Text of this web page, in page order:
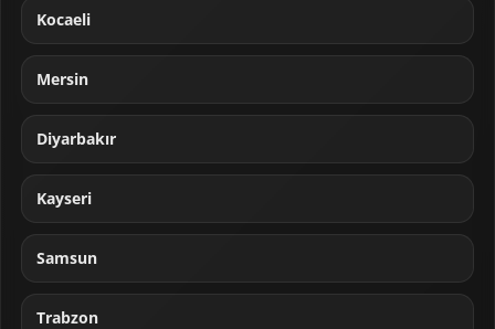
Kocaeli
Mersin
Diyarbakır
Kayseri
Samsun
Trabzon